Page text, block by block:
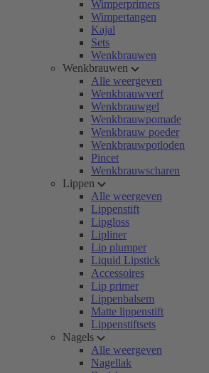
Wimperprimers
Wimpertangen
Kajal
Sets
Wenkbrauwen
Wenkbrauwen
Alle weergeven
Wenkbrauwverf
Wenkbrauwgel
Wenkbrauwpomade
Wenkbrauw poeder
Wenkbrauwpotloden
Pincet
Wenkbrauwscharen
Lippen
Alle weergeven
Lippenstift
Lipgloss
Lipliner
Lip plumper
Liquid Lipstick
Accessoires
Lip primer
Lippenbalsem
Matte lippenstift
Lippenstiftsets
Nagels
Alle weergeven
Nagellak